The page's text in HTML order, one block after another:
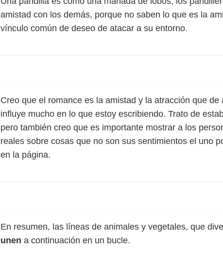
amistad con los demás, porque no saben lo que es la
vínculo común de deseo de atacar a su entorno.
Creo que el romance es la amistad y la atracción que de
influye mucho en lo que estoy escribiendo. Trato de
pero también creo que es importante mostrar a los
reales sobre cosas que no son sus sentimientos el uno
en la página.
En resumen, las líneas de animales y vegetales, que
unen a continuación en un bucle.